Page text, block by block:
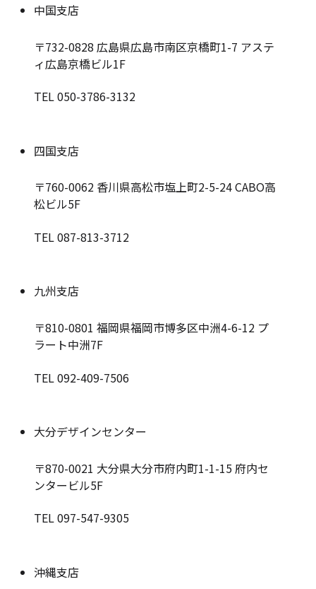
中国支店
〒732-0828 広島県広島市南区京橋町1-7 アステ
ィ広島京橋ビル1F
TEL 050-3786-3132
四国支店
〒760-0062 香川県高松市塩上町2-5-24 CABO高
松ビル5F
TEL 087-813-3712
九州支店
〒810-0801 福岡県福岡市博多区中洲4-6-12 プ
ラート中洲7F
TEL 092-409-7506
大分デザインセンター
〒870-0021 大分県大分市府内町1-1-15 府内セ
ンタービル5F
TEL 097-547-9305
沖縄支店